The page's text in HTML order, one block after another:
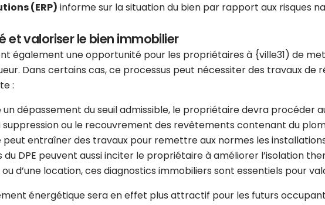
(ERP) informe sur la situation du bien par rapport aux risques
et valoriser le bien immobilier
également une opportunité pour les propriétaires à {ville31) de
Dans certains cas, ce processus peut nécessiter des travaux
:
dépassement du seuil admissible, le propriétaire devra procéder
ou le recouvrement des revêtements contenant du
peut entraîner des travaux pour remettre aux normes les
DPE peuvent aussi inciter le propriétaire à améliorer l’isolation
d’une location, ces diagnostics immobiliers sont essentiels pour
énergétique sera en effet plus attractif pour les futurs